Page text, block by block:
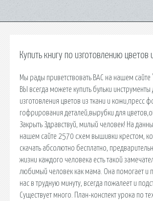
Купить книгу по изготовлению цветов
Мы рады приветствовать ВАС на нашем сайте
ВЫ всегда можете купить бульки инструменты
изготовления цветов из ткани и кожи,пресс
гофрирования деталей,вырубки для
Закрыть Здравствуй, милый человек! На
нашем сайте 2570 схем вышивки крестом,
скачать абсолютно бесплатно,
жизни каждого человека есть такой
любимый человек как мама. Она помогает и
нас в трудную минуту, всегда пожалеет и
Существует много. План-конспект урока по